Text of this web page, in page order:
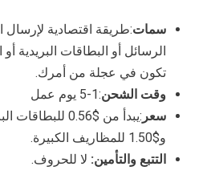
سمات:طريقة اقتصادية لإرسال
الرسائل أو البطاقات البريدية
تكون في عجلة من أمرك.
وقت الشحن:1-5 يوم عمل
سعر
و$1.50 للمظاريف الكبيرة.
التتبع والتأمين: لا للحروف.